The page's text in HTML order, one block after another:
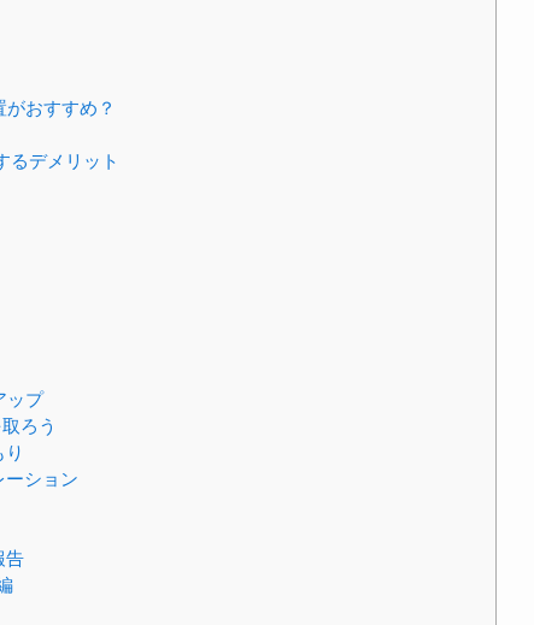
おすすめ？
るデメリット
ップ
ろう
ーション
告